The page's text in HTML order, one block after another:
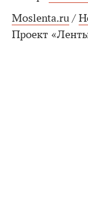
Moslenta.ru /
Проект